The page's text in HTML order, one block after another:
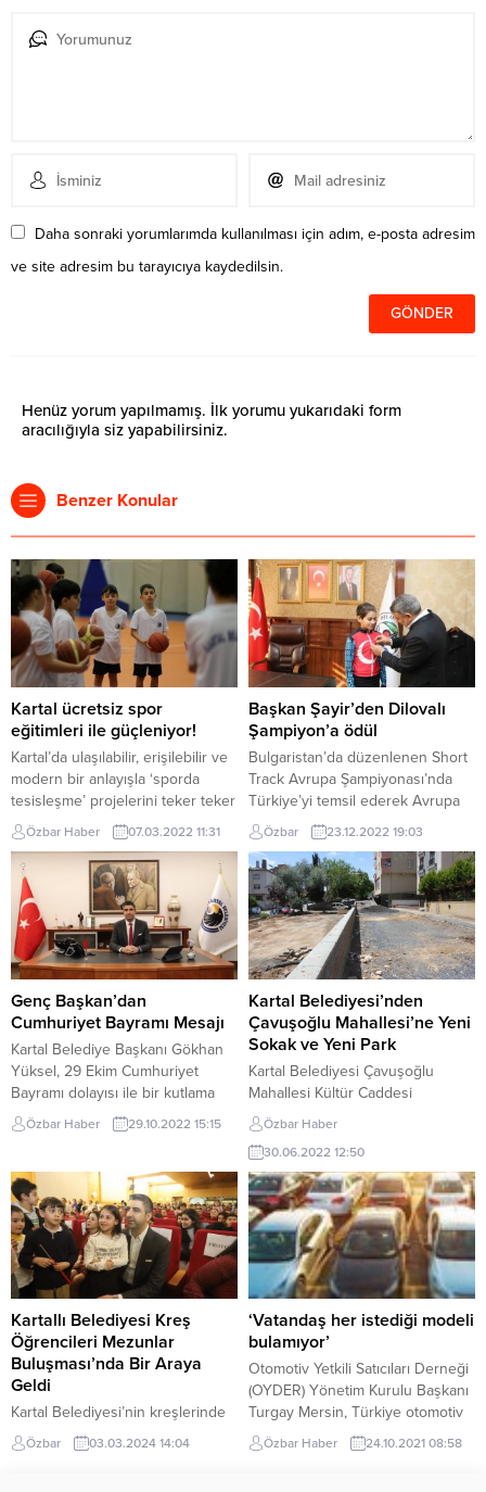
Daha sonraki yorumlarımda kullanılması için adım, e-posta adresim
ve site adresim bu tarayıcıya kaydedilsin.
Henüz yorum yapılmamış. İlk yorumu yukarıdaki form
aracılığıyla siz yapabilirsiniz.
Benzer Konular
Kartal ücretsiz spor
eğitimleri ile güçleniyor!
Kartal’da ulaşılabilir, erişilebilir ve
modern bir anlayışla ‘sporda
tesisleşme’ projelerini teker teker
hayata geçiren Kartal Belediyesi,
bir yandan da çocuk ve gençlerin
spor ile erken yaşta tanışmalarını
ve hayatlarında spora daha çok
yer vermelerinin yanı sıra;
zamanlarını daha verimli
geçirmelerini sağlamak amacı ile
ücretsiz eğitimler veriyor. Kartal
Belediyesi Spor İşleri...
Özbar Haber 07.03.2022 11:31
Başkan Şayir’den Dilovalı
Şampiyon’a ödül
Bulgaristan’da düzenlenen Short
Track Avrupa Şampiyonası’nda
Türkiye’yi temsil ederek Avrupa
Şampiyonu olan Dilovalı sporcu
Muhammet Çukan’a bir ödülde
Dilovası Belediye Başkanı
Şayir’den. Geçtiğimiz ay
Bulgaristan’da düzenlenen Short
Track Avrupa Şampiyonası’nda
Türkiye’yi temsil eden 10
yaşındaki milli sürat patenci
Dilovalı Muhammet Çukan girdiği
turnuvada büyük başarı elde
ederek Avrupa şampiyonu oldu....
Özbar 23.12.2022 19:03
Genç Başkan’dan
Cumhuriyet Bayramı Mesajı
Kartal Belediye Başkanı Gökhan
Yüksel, 29 Ekim Cumhuriyet
Bayramı dolayısı ile bir kutlama
mesajı yayımladı. Başkan Yüksel,
29 Ekim Cumhuriyet Bayramını ve
dönümünü kutladığı mesajında şu
ifadelere yer verdi: Kıymetli
komşularım; Bugün,
Cumhuriyetimizin ilanının 99. yıl
dönümünü, büyük bir sevinç ve
gururla kutlamanın heyecanını
yaşıyoruz. Cumhuriyet,...
Özbar Haber 29.10.2022 15:15
Kartal Belediyesi’nden
Çavuşoğlu Mahallesi’ne Yeni
Sokak ve Yeni Park
Kartal Belediyesi Çavuşoğlu
Mahallesi Kültür Caddesi
üzerinde bulunan 1,5 dönüm
büyüklüğündeki kamualanında,
yeni sokak açma ve park
çalışması için düğmeye
bastı.Kartal Belediyesi; Çavuşoğlu
Mahallesi’nin en işlek
caddelerinden biri olan ve
muhtarlığın, 3 okulun, ailesağlığı
merkezinin, Çavuşoğlu Spor
Kulübü ve taksi durağının yanı
sıra; Cumartesi günleri kurulan
semtpazarının da olduğu Kültür...
Özbar Haber
30.06.2022 12:50
Kartallı Belediyesi Kreş
Öğrencileri Mezunlar
Buluşması’nda Bir Araya
Geldi
Kartal Belediyesi’nin kreşlerinde
2019-2023 yılları arasında
öğrenim gören minik öğrenciler,
Özbar 03.03.2024 14:04
‘Vatandaş her istediği modeli
bulamıyor’
Otomotiv Yetkili Satıcıları Derneği
(OYDER) Yönetim Kurulu Başkanı
Turgay Mersin, Türkiye otomotiv
pazarında tedarik noktasında
model bazında sıkıntı olduğunu
Özbar Haber 24.10.2021 08:58